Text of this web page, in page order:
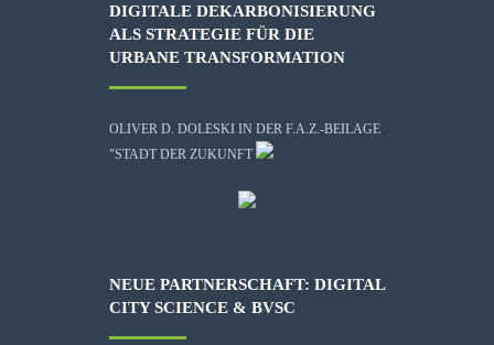
DIGITALE DEKARBONISIERUNG
ALS STRATEGIE FÜR DIE
URBANE TRANSFORMATION
OLIVER D. DOLESKI IN DER F.A.Z.-BEILAGE
"STADT DER ZUKUNFT
NEUE PARTNERSCHAFT: DIGITAL
CITY SCIENCE & BVSC